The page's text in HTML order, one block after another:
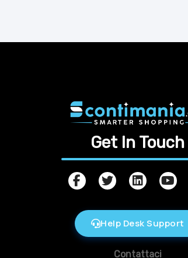
Get In Touch
Help Desk Support
Contattaci